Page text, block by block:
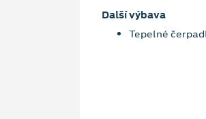
Další výbava
Tepelné